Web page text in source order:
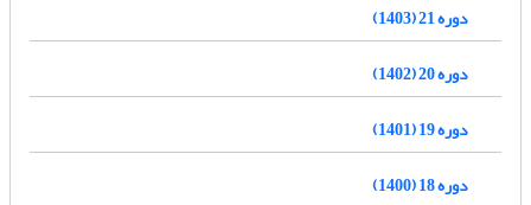
دوره 21 (1403)
دوره 20 (1402)
دوره 19 (1401)
دوره 18 (1400)